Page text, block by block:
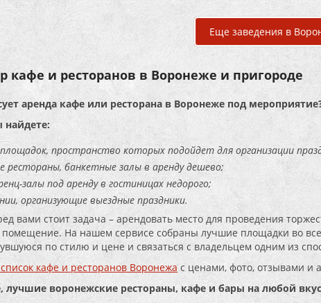
Еще заведения в
кафе и ресторанов в Воронеже и пригороде
аренда кафе или ресторана в Воронеже под
найдете:
пространство которых подойдет для организации
рестораны, банкетные залы в аренду дешево;
залы под аренду в гостиницах недорого;
организующие выездные праздники.
вами стоит задача – арендовать место для проведения
На нашем сервисе собраны лучшие площадки во
по стилю и цене и связаться с владельцем одним из
кафе и ресторанов Воронежас ценами, фото, отзывами и
лучшие воронежские рестораны, кафе и бары на любой